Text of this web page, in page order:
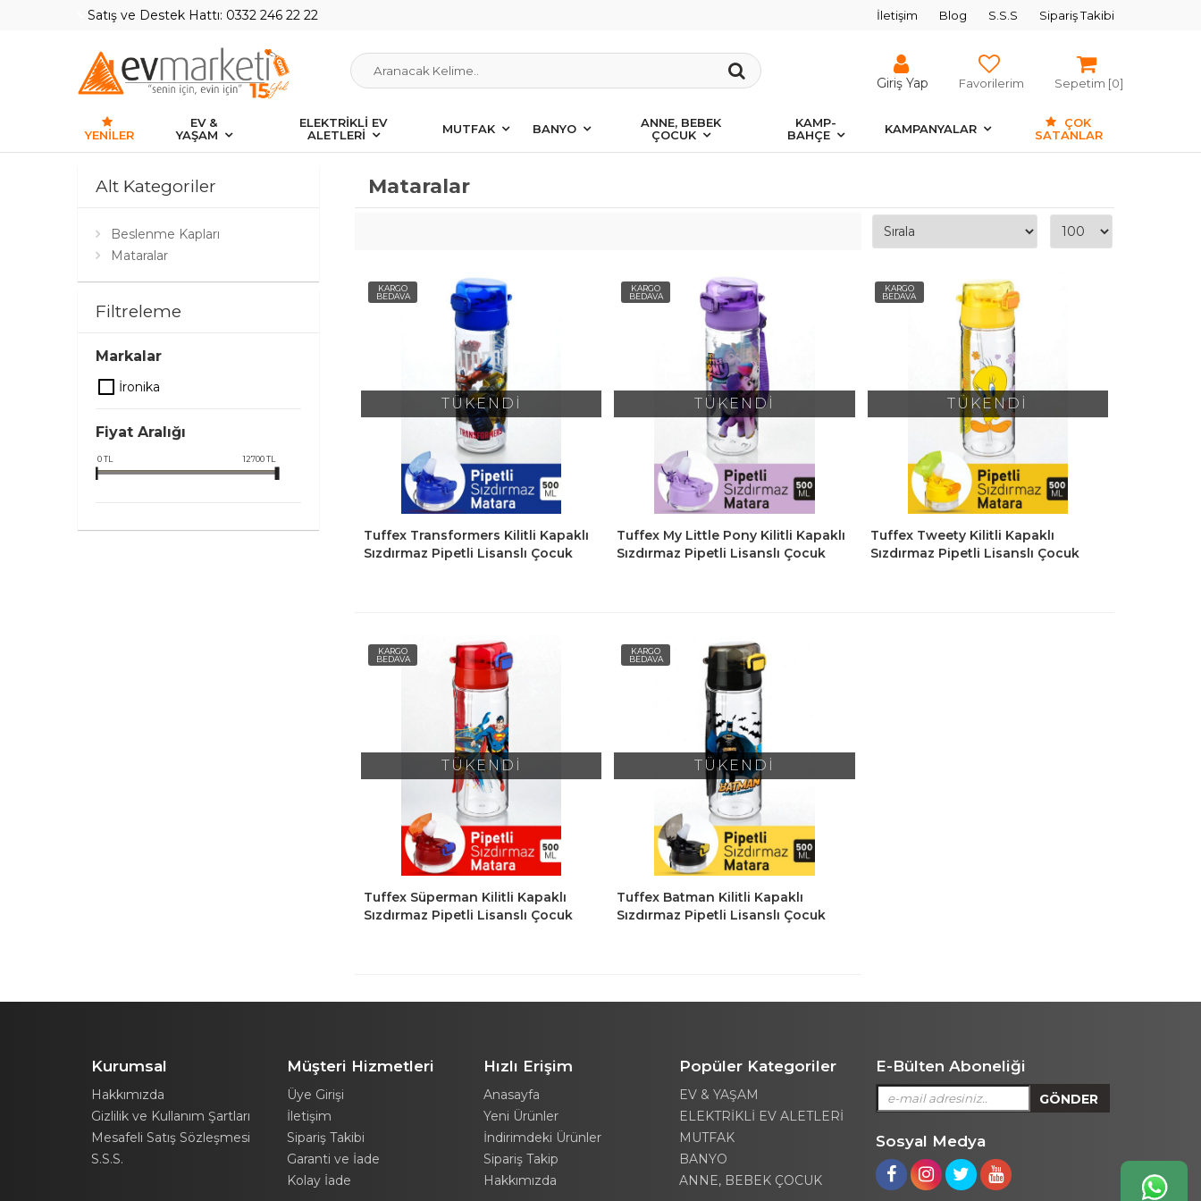
Satış ve Destek Hattı: 0332 246 22 22 İletişim Blog S.S.S Sipariş Takibi
Giriş Yap Favorilerim Sepetim [0]
YENILER
EV &
YAŞAM
ELEKTRİKLİ EV
ALETLERİ
MUTFAK BANYO
ANNE, BEBEK
ÇOCUK
KAMP-
BAHÇE
KAMPANYALAR
ÇOK
SATANLAR
Alt Kategoriler
Beslenme Kapları
Mataralar
Filtreleme
Markalar
İronika
Fiyat Aralığı
0TL 12700TL
Mataralar
KARGO
BEDAVA
TÜKENDİ
Tuffex Transformers Kilitli Kapaklı
Sızdırmaz Pipetli Lisanslı Çocuk
KARGO
BEDAVA
TÜKENDİ
Tuffex My Little Pony Kilitli Kapaklı
Sızdırmaz Pipetli Lisanslı Çocuk
KARGO
BEDAVA
TÜKENDİ
Tuffex Tweety Kilitli Kapaklı
Sızdırmaz Pipetli Lisanslı Çocuk
KARGO
BEDAVA
TÜKENDİ
Tuffex Süperman Kilitli Kapaklı
Sızdırmaz Pipetli Lisanslı Çocuk
KARGO
BEDAVA
TÜKENDİ
Tuffex Batman Kilitli Kapaklı
Sızdırmaz Pipetli Lisanslı Çocuk
Kurumsal
Hakkımızda
Gizlilik ve Kullanım Şartları
Mesafeli Satış Sözleşmesi
S.S.S.
Müşteri Hizmetleri
Üye Girişi
İletişim
Sipariş Takibi
Garanti ve İade
Kolay İade
Hızlı Erişim
Anasayfa
Yeni Ürünler
İndirimdeki Ürünler
Sipariş Takip
Hakkımızda
Popüler Kategoriler
EV & YAŞAM
ELEKTRİKLİ EV ALETLERİ
MUTFAK
BANYO
ANNE, BEBEK ÇOCUK
E-Bülten Aboneliği
Sosyal Medya